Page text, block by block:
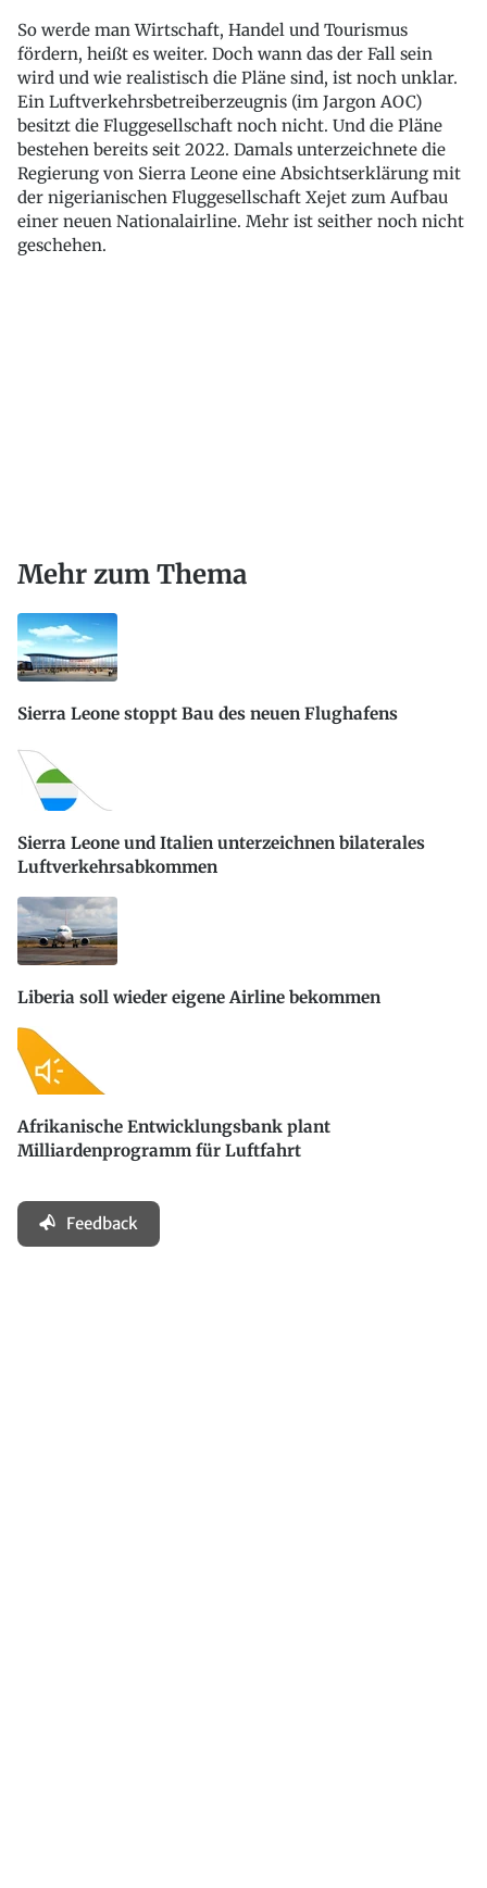
So werde man Wirtschaft, Handel und Tourismus
fördern, heißt es weiter. Doch wann das der Fall sein
wird und wie realistisch die Pläne sind, ist noch unklar.
Ein Luftverkehrsbetreiberzeugnis (im Jargon AOC)
besitzt die Fluggesellschaft noch nicht. Und die Pläne
bestehen bereits seit 2022. Damals unterzeichnete die
Regierung von Sierra Leone eine Absichtserklärung mit
der nigerianischen Fluggesellschaft Xejet zum Aufbau
einer neuen Nationalairline. Mehr ist seither noch nicht
geschehen.
Mehr zum Thema
Sierra Leone stoppt Bau des neuen Flughafens
Sierra Leone und Italien unterzeichnen bilaterales
Luftverkehrsabkommen
Liberia soll wieder eigene Airline bekommen
Afrikanische Entwicklungsbank plant
Milliardenprogramm für Luftfahrt
Feedback